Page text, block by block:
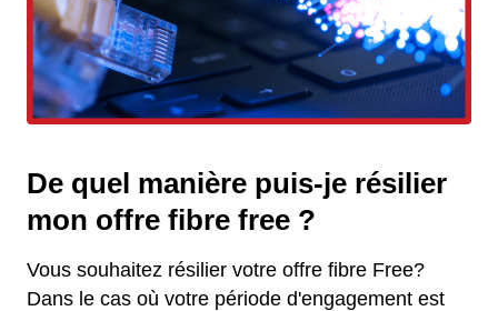
De quel manière puis-je résilier
mon offre fibre free ?
Vous souhaitez résilier votre offre fibre Free?
Dans le cas où votre période d'engagement est